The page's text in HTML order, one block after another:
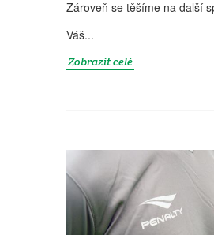
Zároveň se těšíme na další
Váš...
Zobrazit celé